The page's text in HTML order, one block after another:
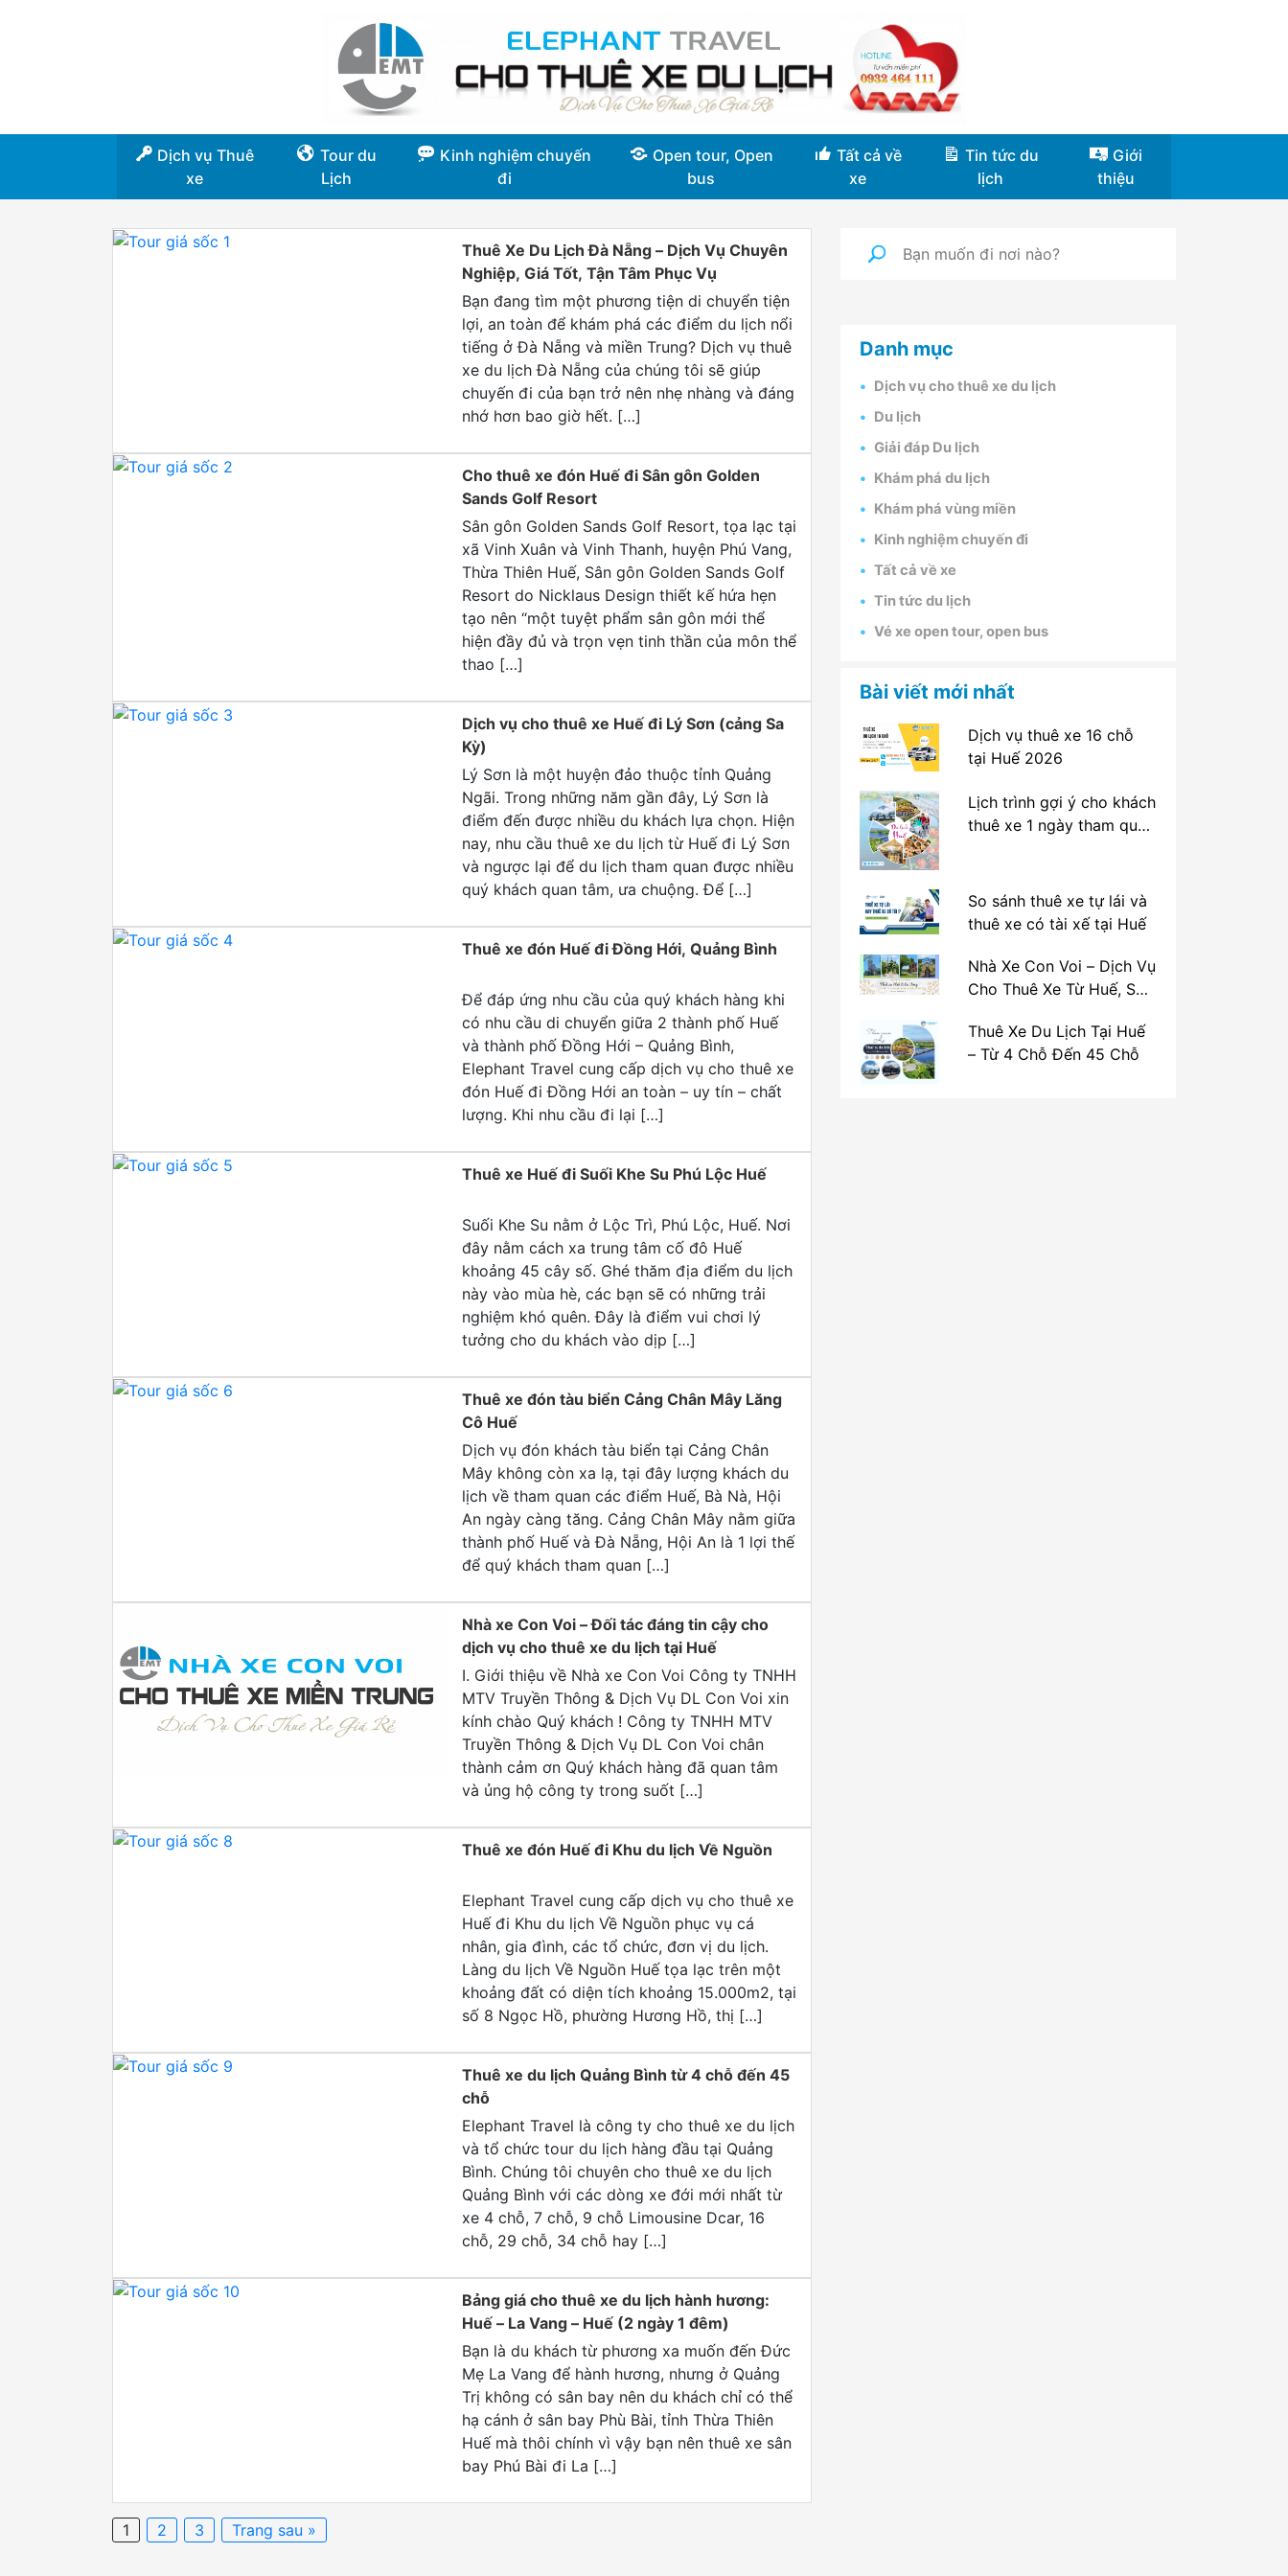
Dịch vụ Thuê
xe
Tour du
Lịch
Kinh nghiệm chuyến
đi
Open tour, Open
bus
Tất cả về
xe
Tin tức du
lịch
Giới
thiệu
Thuê Xe Du Lịch Đà Nẵng – Dịch Vụ Chuyên
Nghiệp, Giá Tốt, Tận Tâm Phục Vụ
Bạn đang tìm một phương tiện di chuyển tiện
lợi, an toàn để khám phá các điểm du lịch nổi
tiếng ở Đà Nẵng và miền Trung? Dịch vụ thuê
xe du lịch Đà Nẵng của chúng tôi sẽ giúp
chuyến đi của bạn trở nên nhẹ nhàng và đáng
nhớ hơn bao giờ hết. […]
Cho thuê xe đón Huế đi Sân gôn Golden
Sands Golf Resort
Sân gôn Golden Sands Golf Resort, tọa lạc tại
xã Vinh Xuân và Vinh Thanh, huyện Phú Vang,
Thừa Thiên Huế, Sân gôn Golden Sands Golf
Resort do Nicklaus Design thiết kế hứa hẹn
tạo nên “một tuyệt phẩm sân gôn mới thể
hiện đầy đủ và trọn vẹn tinh thần của môn thể
thao […]
Dịch vụ cho thuê xe Huế đi Lý Sơn (cảng Sa
Kỳ)
Lý Sơn là một huyện đảo thuộc tỉnh Quảng
Ngãi. Trong những năm gần đây, Lý Sơn là
điểm đến được nhiều du khách lựa chọn. Hiện
nay, nhu cầu thuê xe du lịch từ Huế đi Lý Sơn
và ngược lại để du lịch tham quan được nhiều
quý khách quan tâm, ưa chuộng. Để […]
Thuê xe đón Huế đi Đồng Hới, Quảng Bình
Để đáp ứng nhu cầu của quý khách hàng khi
có nhu cầu di chuyển giữa 2 thành phố Huế
và thành phố Đồng Hới – Quảng Bình,
Elephant Travel cung cấp dịch vụ cho thuê xe
đón Huế đi Đồng Hới an toàn – uy tín – chất
lượng. Khi nhu cầu đi lại […]
Thuê xe Huế đi Suối Khe Su Phú Lộc Huế
Suối Khe Su nằm ở Lộc Trì, Phú Lộc, Huế. Nơi
đây nằm cách xa trung tâm cố đô Huế
khoảng 45 cây số. Ghé thăm địa điểm du lịch
này vào mùa hè, các bạn sẽ có những trải
nghiệm khó quên. Đây là điểm vui chơi lý
tưởng cho du khách vào dịp […]
Thuê xe đón tàu biển Cảng Chân Mây Lăng
Cô Huế
Dịch vụ đón khách tàu biển tại Cảng Chân
Mây không còn xa lạ, tại đây lượng khách du
lịch về tham quan các điểm Huế, Bà Nà, Hội
An ngày càng tăng. Cảng Chân Mây nằm giữa
thành phố Huế và Đà Nẵng, Hội An là 1 lợi thế
để quý khách tham quan […]
Nhà xe Con Voi – Đối tác đáng tin cậy cho
dịch vụ cho thuê xe du lịch tại Huế
I. Giới thiệu về Nhà xe Con Voi Công ty TNHH
MTV Truyền Thông & Dịch Vụ DL Con Voi xin
kính chào Quý khách ! Công ty TNHH MTV
Truyền Thông & Dịch Vụ DL Con Voi chân
thành cảm ơn Quý khách hàng đã quan tâm
và ủng hộ công ty trong suốt […]
Thuê xe đón Huế đi Khu du lịch Về Nguồn
Elephant Travel cung cấp dịch vụ cho thuê xe
Huế đi Khu du lịch Về Nguồn phục vụ cá
nhân, gia đình, các tổ chức, đơn vị du lịch.
Làng du lịch Về Nguồn Huế tọa lạc trên một
khoảng đất có diện tích khoảng 15.000m2, tại
số 8 Ngọc Hồ, phường Hương Hồ, thị […]
Thuê xe du lịch Quảng Bình từ 4 chỗ đến 45
chỗ
Elephant Travel là công ty cho thuê xe du lịch
và tổ chức tour du lịch hàng đầu tại Quảng
Bình. Chúng tôi chuyên cho thuê xe du lịch
Quảng Bình với các dòng xe đới mới nhất từ
xe 4 chỗ, 7 chỗ, 9 chỗ Limousine Dcar, 16
chỗ, 29 chỗ, 34 chỗ hay […]
Bảng giá cho thuê xe du lịch hành hương:
Huế – La Vang – Huế (2 ngày 1 đêm)
Bạn là du khách từ phương xa muốn đến Đức
Mẹ La Vang để hành hương, nhưng ở Quảng
Trị không có sân bay nên du khách chỉ có thể
hạ cánh ở sân bay Phù Bài, tỉnh Thừa Thiên
Huế mà thôi chính vì vậy bạn nên thuê xe sân
bay Phú Bài đi La […]
1 2 3 Trang sau »
Danh mục
Dịch vụ cho thuê xe du lịch
Du lịch
Giải đáp Du lịch
Khám phá du lịch
Khám phá vùng miền
Kinh nghiệm chuyến đi
Tất cả về xe
Tin tức du lịch
Vé xe open tour, open bus
Bài viết mới nhất
Dịch vụ thuê xe 16 chỗ
tại Huế 2026
Lịch trình gợi ý cho khách
thuê xe 1 ngày tham quan
So sánh thuê xe tự lái và
thuê xe có tài xế tại Huế
Nhà Xe Con Voi – Dịch Vụ
Cho Thuê Xe Từ Huế, Sân
La Vang
Thuê Xe Du Lịch Tại Huế
– Từ 4 Chỗ Đến 45 Chỗ